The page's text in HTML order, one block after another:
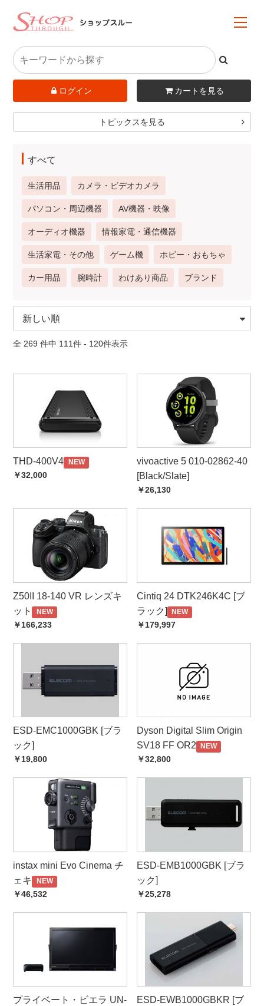
ログイン カートを見る
トピックスを見る
すべて
生活用品 カメラ・ビデオカメラ
パソコン・周辺機器 AV機器・映像
オーディオ機器 情報家電・通信機器
生活家電・その他 ゲーム機 ホビー・おもちゃ
カー用品 腕時計 わけあり商品 ブランド
全 269 件中 111件 - 120件表示
THD-400V4 NEW
￥32,000
vivoactive 5 010-02862-40
[Black/Slate]
￥26,130
Z50II 18-140 VR レンズキ
ット
NEW
￥166,233
Cintiq 24 DTK246K4C [ブ
ラック]
NEW
￥179,997
ESD-EMC1000GBK [ブラ
ック]
￥19,800
Dyson Digital Slim Origin
SV18 FF OR2
NEW
￥32,800
instax mini Evo Cinema チ
ェキ
NEW
￥46,532
ESD-EMB1000GBK [ブラ
ック]
￥25,278
プライベート・ビエラ UN-
ESD-EWB1000GBKR [ブ